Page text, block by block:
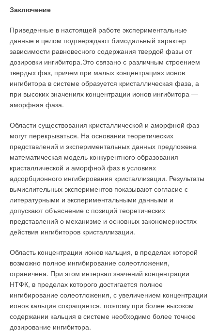
Заключение
Приведенные в настоящей работе экспериментальные
данные в целом подтверждают бимодальный характер
зависимости равновесного содержания твердой фазы от
дозировки ингибитора.Это связано с различным строением
твердых фаз, причем при малых концентрациях ионов
ингибитора в системе образуется кристаллическая фаза, а
при высоких значениях концентрации ионов ингибитора —
аморфная фаза.
Области существования кристаллической и аморфной фаз
могут перекрываться. На основании теоретических
представлений и экспериментальных данных предложена
математическая модель конкурентного образования
кристаллической и аморфной фаз в условиях
адсорбционного ингибирования кристаллизации. Результаты
вычислительных экспериментов показывают согласие с
литературными и экспериментальными данными и
допускают объяснение с позиций теоретических
представлений о механизме и основных закономерностях
действия ингибиторов кристаллизации.
Область концентрации ионов кальция, в пределах которой
возможно полное ингибирование солеотложения,
ограничена. При этом интервал значений концентрации
НТФК, в пределах которого достигается полное
ингибирование солеотложения, с увеличением концентрации
ионов кальция сокращается, поэтому при более высоком
содержании кальция в системе необходимо более точное
дозирование ингибитора.
злободневные вопросы государственного управления
прав водопользования, изменение организационноправовых
форм предприятий водопроводно-канализационного
хозяйства, экономическая оценка воды как товара, а
водоотведения как услуги, экономические и правовые
вопросы использования поверхностных и подземных вод.
Особое место в программе Конгресса занялаконференция
«Вода и здоровье»
ограничения и сокращения распространения заболеваний,
связанных с водным фактором, правовые и нормативные
вопросы, роль социально-гигиенического мониторинга,
методологии технологий определения риска для здоровья.
Читайте по теме:
→ «Золотая» котельная
→
Решения Grundfos для водоснабжения малоэтажного
жилья
→
Обзор изменений законодательства за февраль-март
2021 года
ЖУРНАЛ СОК АПРЕЛЬ 2021
→ Колодец XXI века
ЖУРНАЛ СОК МАРТ 2021
→
Международный концерн KSB - 150 лет опыта,
изобретений и инноваций